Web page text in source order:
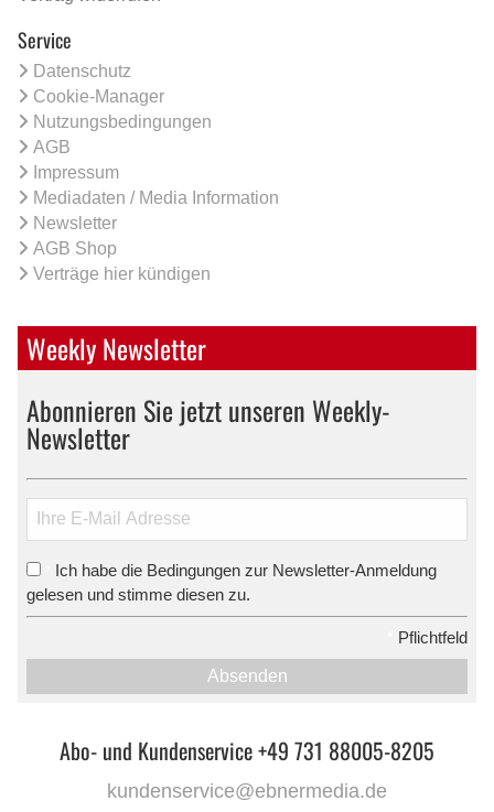
Service
Datenschutz
Cookie-Manager
Nutzungsbedingungen
AGB
Impressum
Mediadaten / Media Information
Newsletter
AGB Shop
Verträge hier kündigen
Weekly Newsletter
Abonnieren Sie jetzt unseren Weekly-
Newsletter
Ich habe die Bedingungen zur Newsletter-Anmeldung
gelesen und stimme diesen zu.
Pflichtfeld
Absenden
Abo- und Kundenservice +49 731 88005-8205
kundenservice@ebnermedia.de